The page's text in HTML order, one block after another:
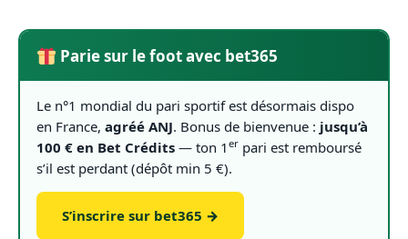
Parie sur le foot avec bet365
Le n°1 mondial du pari sportif est désormais dispo
en France, agréé ANJ. Bonus de bienvenue : jusqu’à
100 € en Bet Crédits — ton 1 er pari est remboursé
s’il est perdant (dépôt min 5 €).
S’inscrire sur bet365 →